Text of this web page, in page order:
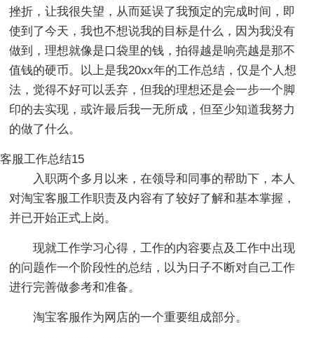
挫折，让我很失望，从而延误了我预定的完成时间，即
使到了今天，我也不想说我的目标是什么，因为我没有
做到，理想就像是口袋里的钱，拍得越是响亮越是那不
值钱的硬币。以上是我20xx年的工作总结，仅是个人想
法，觉得不好可以丢弃，但我的理想还是会一步一个脚
印的去实现，或许最后我一无所成，但至少知道我努力
的做了什么。
客服工作总结15
入职两个多月以来，在领导和同事的帮助下，本人
对淘宝客服工作职责及内容有了较好了解和基本掌握，
并已开始正式上岗。
现就工作学习心得，工作的内容要点及工作中出现
的问题作一个阶段性的总结，以为日子不断对自己工作
进行完善做参考和准备。
淘宝客服作为网店的一个重要组成部分。